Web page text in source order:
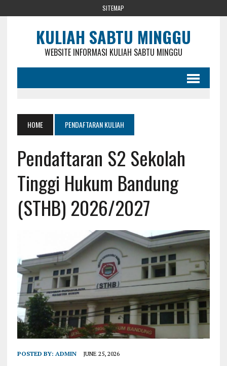
SITEMAP
KULIAH SABTU MINGGU
WEBSITE INFORMASI KULIAH SABTU MINGGU
HOME PENDAFTARAN KULIAH
Pendaftaran S2 Sekolah
Tinggi Hukum Bandung
(STHB) 2026/2027
POSTED BY: ADMIN JUNE 25, 2026